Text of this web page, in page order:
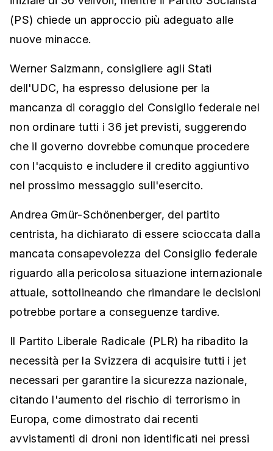
(PS) chiede un approccio più adeguato alle
nuove minacce.
Werner Salzmann, consigliere agli Stati
dell'UDC, ha espresso delusione per la
mancanza di coraggio del Consiglio federale nel
non ordinare tutti i 36 jet previsti, suggerendo
che il governo dovrebbe comunque procedere
con l'acquisto e includere il credito aggiuntivo
nel prossimo messaggio sull'esercito.
Andrea Gmür-Schönenberger, del partito
centrista, ha dichiarato di essere scioccata dalla
mancata consapevolezza del Consiglio federale
riguardo alla pericolosa situazione internazionale
attuale, sottolineando che rimandare le decisioni
potrebbe portare a conseguenze tardive.
Il Partito Liberale Radicale (PLR) ha ribadito la
necessità per la Svizzera di acquisire tutti i jet
necessari per garantire la sicurezza nazionale,
citando l'aumento del rischio di terrorismo in
Europa, come dimostrato dai recenti
avvistamenti di droni non identificati nei pressi